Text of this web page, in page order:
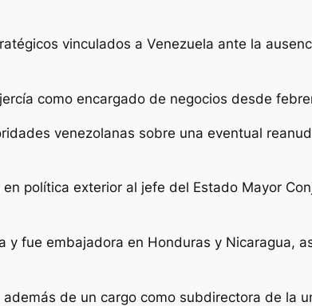
vinculados a Venezuela ante la
como encargado de negocios desde
venezolanas sobre una eventual
política exterior al jefe del Estado Mayor
fue embajadora en Honduras y Nicaragua,
de un cargo como subdirectora de la